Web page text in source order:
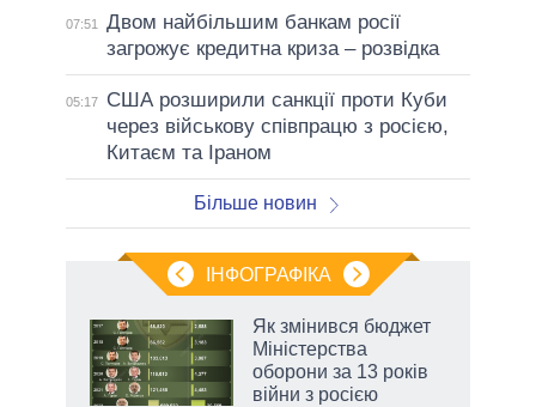
07:51
Двом найбільшим банкам росії
загрожує кредитна криза – розвідка
05:17
США розширили санкції проти Куби
через військову співпрацю з росією,
Китаєм та Іраном
Більше новин
ІНФОГРАФІКА
Як змінився бюджет
Міністерства
оборони за 13 років
війни з росією